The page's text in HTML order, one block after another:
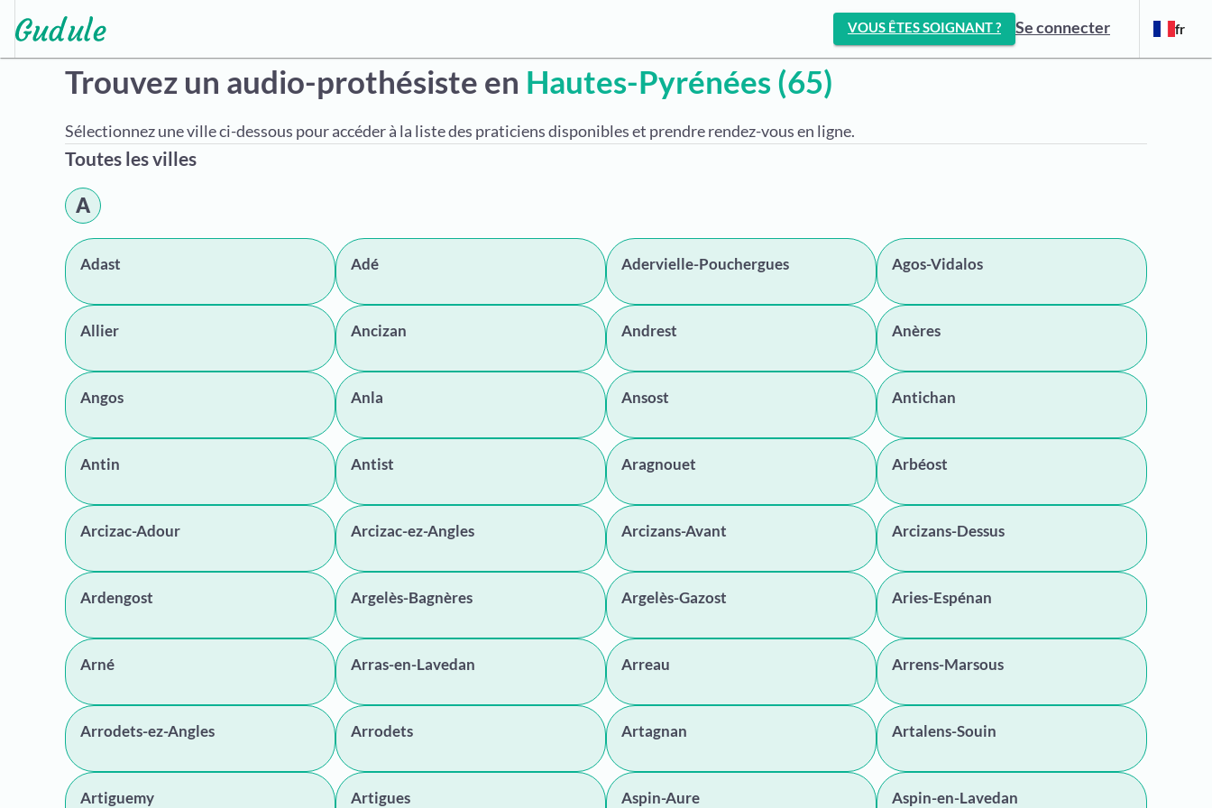
VOUS ÊTES SOIGNANT ? Se connecter fr
Trouvez un audio-prothésiste en Hautes-Pyrénées (65)
Sélectionnez une ville ci-dessous pour accéder à la liste des praticiens disponibles et prendre rendez-vous en ligne.
Toutes les villes
A
Adast Adé Adervielle-Pouchergues Agos-Vidalos
Allier Ancizan Andrest Anères
Angos Anla Ansost Antichan
Antin Antist Aragnouet Arbéost
Arcizac-Adour Arcizac-ez-Angles Arcizans-Avant Arcizans-Dessus
Ardengost Argelès-Bagnères Argelès-Gazost Aries-Espénan
Arné Arras-en-Lavedan Arreau Arrens-Marsous
Arrodets-ez-Angles Arrodets Artagnan Artalens-Souin
Artiguemy Artigues Aspin-Aure Aspin-en-Lavedan